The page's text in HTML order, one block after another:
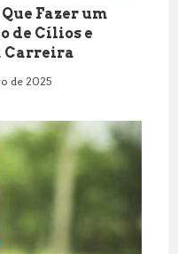
Fazer um
de Cílios e
Carreira
de 2025